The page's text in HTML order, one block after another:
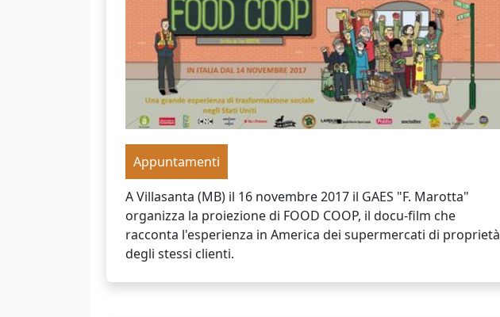
Appuntamenti
A Villasanta (MB) il 16 novembre 2017 il GAES "F. Marotta"
organizza la proiezione di FOOD COOP, il docu-film che
racconta l'esperienza in America dei supermercati di proprietà
degli stessi clienti.